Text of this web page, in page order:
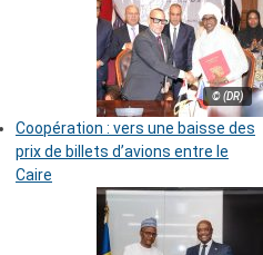
© (DR)
Coopération : vers une baisse des
prix de billets d’avions entre le
Caire